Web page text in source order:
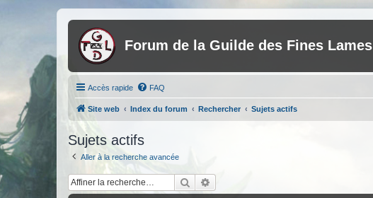
Forum de la Guilde des Fines Lames
Accès rapide FAQ
Site web Index du forum Rechercher Sujets actifs
Sujets actifs
Aller à la recherche avancée
Rechercher